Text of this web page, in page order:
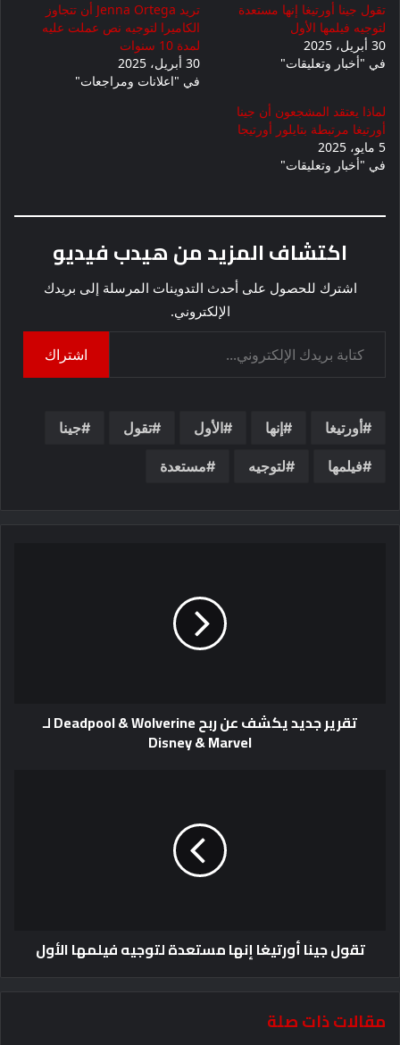
تقول جينا أورتيغا إنها مستعدة
لتوجيه فيلمها الأول
30 أبريل، 2025
في "أخبار وتعليقات"
تريد Jenna Ortega أن تتجاوز
الكاميرا لتوجيه نص عملت عليه
لمدة 10 سنوات
30 أبريل، 2025
في "اعلانات ومراجعات"
لماذا يعتقد المشجعون أن جينا
أورتيغا مرتبطة بتايلور أورتيجا
5 مايو، 2025
في "أخبار وتعليقات"
اكتشاف المزيد من هيدب فيديو
اشترك للحصول على أحدث التدوينات المرسلة إلى بريدك
الإلكتروني.
اشتراك
أورتيغا إنها الأول تقول جينا
فيلمها لتوجيه مستعدة
تقرير جديد يكشف عن ربح Deadpool & Wolverine لـ
Disney & Marvel
تقول جينا أورتيغا إنها مستعدة لتوجيه فيلمها الأول
مقالات ذات صلة